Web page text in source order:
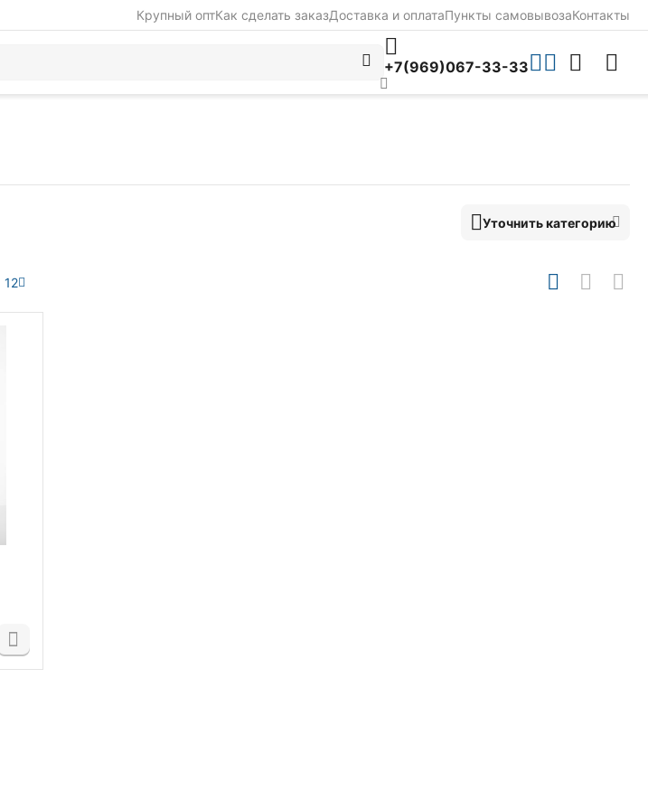
Крупный оптКак сделать заказДоставка и оплатаПункты самовывозаКонтакты
+7(969)067-33-33
Уточнить категорию
12